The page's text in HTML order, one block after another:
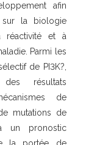
afin
sur la biologie
réactivité et à
Parmi les
de PI3K?,
résultats
de
mutations de
un pronostic